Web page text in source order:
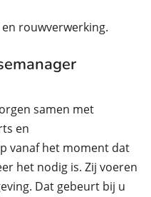
rouwverwerking.
samen met
en
vanaf het moment dat
het nodig is. Zij voeren
Dat gebeurt bij u